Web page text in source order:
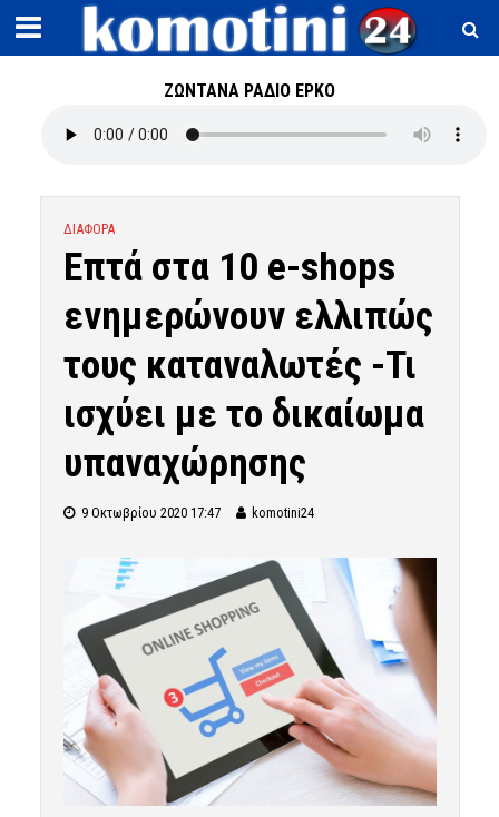
ΖΩΝΤΑΝΑ ΡΑΔΙΟ ΕΡΚΟ
ΔΙΑΦΟΡΑ
Επτά στα 10 e-shops
ενημερώνουν ελλιπώς
τους καταναλωτές -Τι
ισχύει με το δικαίωμα
υπαναχώρησης
9 Οκτωβρίου 2020 17:47 komotini24